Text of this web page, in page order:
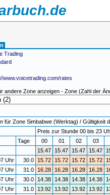
Trading
www.voicetrading.com/rates
andere Zone anzeigen - Zone (Zahl der
für Zone Simbabwe (Werktag) / Gültigkeit
Preis zur Stunde 00 bis 23
Tage 00 01 02 03
15.47
15.47 15.47 15.47
Uhr
30.0 15.72 15.72 15.72 15.72
Uhr
31.0 16.28 16.28 16.28 16.28
Uhr
30.0 14.38 14.38 14.38 14.38
Uhr
31.0 13.92 13.92 13.92 13.92